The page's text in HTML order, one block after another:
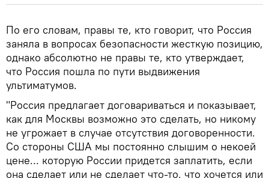
По его словам, правы те, кто говорит, что Россия
заняла в вопросах безопасности жесткую позицию,
однако абсолютно не правы те, кто утверждает,
что Россия пошла по пути выдвижения
ультиматумов.
"Россия предлагает договариваться и показывает,
как для Москвы возможно это сделать, но никому
не угрожает в случае отсутствия договоренности.
Со стороны США мы постоянно слышим о некоей
цене... которую России придется заплатить, если
она сделает или не сделает что-то, что хочется или